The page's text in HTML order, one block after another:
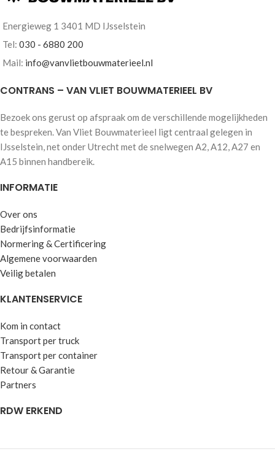
Energieweg 1 3401 MD IJsselstein
Tel: 030 - 6880 200
Mail: info@vanvlietbouwmaterieel.nl
CONTRANS – VAN VLIET BOUWMATERIEEL BV
Bezoek ons gerust op afspraak om de verschillende mogelijkheden
te bespreken. Van Vliet Bouwmaterieel ligt centraal gelegen in
IJsselstein, net onder Utrecht met de snelwegen A2, A12, A27 en
A15 binnen handbereik.
INFORMATIE
Over ons
Bedrijfsinformatie
Normering & Certificering
Algemene voorwaarden
Veilig betalen
KLANTENSERVICE
Kom in contact
Transport per truck
Transport per container
Retour & Garantie
Partners
RDW ERKEND